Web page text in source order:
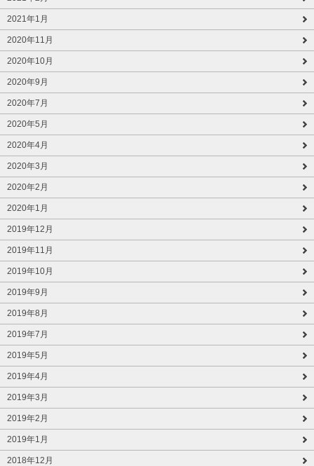
2021年1月
2020年11月
2020年10月
2020年9月
2020年7月
2020年5月
2020年4月
2020年3月
2020年2月
2020年1月
2019年12月
2019年11月
2019年10月
2019年9月
2019年8月
2019年7月
2019年5月
2019年4月
2019年3月
2019年2月
2019年1月
2018年12月